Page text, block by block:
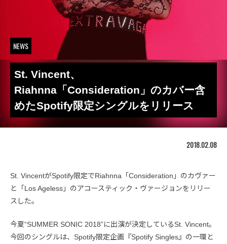
NEWS
St. Vincent、
Riahnna「Consideration」のカバー含
めたSpotify限定シングルをリリース
2018.02.08
St. VincentがSpotify限定でRiahnna「Consideration」のカヴァー
と「Los Ageless」のアコースティック・ヴァージョンをリリー
スした。
今夏“SUMMER SONIC 2018”に出演が決定しているSt. Vincent。
今回のシングルは、Spotify限定企画『Spotify Singles』の一環と